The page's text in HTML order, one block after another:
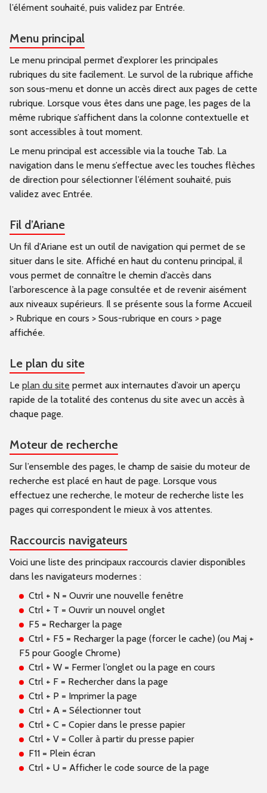
l’élément souhaité, puis validez par Entrée.
Menu principal
Le menu principal permet d’explorer les principales
rubriques du site facilement. Le survol de la rubrique affiche
son sous-menu et donne un accès direct aux pages de cette
rubrique. Lorsque vous êtes dans une page, les pages de la
même rubrique s’affichent dans la colonne contextuelle et
sont accessibles à tout moment.
Le menu principal est accessible via la touche Tab. La
navigation dans le menu s’effectue avec les touches flèches
de direction pour sélectionner l’élément souhaité, puis
validez avec Entrée.
Fil d’Ariane
Un fil d’Ariane est un outil de navigation qui permet de se
situer dans le site. Affiché en haut du contenu principal, il
vous permet de connaître le chemin d’accès dans
l’arborescence à la page consultée et de revenir aisément
aux niveaux supérieurs. Il se présente sous la forme Accueil
> Rubrique en cours > Sous-rubrique en cours > page
affichée.
Le plan du site
Le plan du site permet aux internautes d’avoir un aperçu
rapide de la totalité des contenus du site avec un accès à
chaque page.
Moteur de recherche
Sur l’ensemble des pages, le champ de saisie du moteur de
recherche est placé en haut de page. Lorsque vous
effectuez une recherche, le moteur de recherche liste les
pages qui correspondent le mieux à vos attentes.
Raccourcis navigateurs
Voici une liste des principaux raccourcis clavier disponibles
dans les navigateurs modernes :
Ctrl + N = Ouvrir une nouvelle fenêtre
Ctrl + T = Ouvrir un nouvel onglet
F5 = Recharger la page
Ctrl + F5 = Recharger la page (forcer le cache) (ou Maj +
F5 pour Google Chrome)
Ctrl + W = Fermer l’onglet ou la page en cours
Ctrl + F = Rechercher dans la page
Ctrl + P = Imprimer la page
Ctrl + A = Sélectionner tout
Ctrl + C = Copier dans le presse papier
Ctrl + V = Coller à partir du presse papier
F11 = Plein écran
Ctrl + U = Afficher le code source de la page